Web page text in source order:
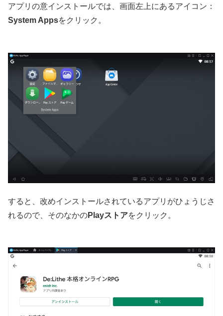
アプリの意インストールでは、画面左上にあるアイコン：
System Appsをクリック。
すると、改めインストールされているアプリがひょうじさ
れるので、そのなかのPlayストアをクリック。